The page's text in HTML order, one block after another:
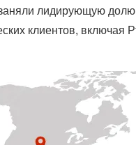
лидирующую долю
клиентов,